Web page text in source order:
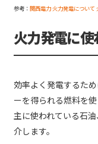
参考： 関西電力 火力発電について
火力発電に
効率よく発電するた
ーを得られる燃料を
主に使われている石
介します。